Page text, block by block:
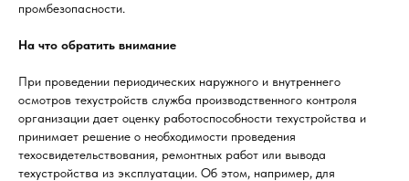
промбезопасности.
На что обратить внимание
При проведении периодических наружного и внутреннего
осмотров техустройств служба производственного контроля
организации дает оценку работоспособности техустройства и
принимает решение о необходимости проведения
техосвидетельствования, ремонтных работ или вывода
техустройства из эксплуатации. Об этом, например, для